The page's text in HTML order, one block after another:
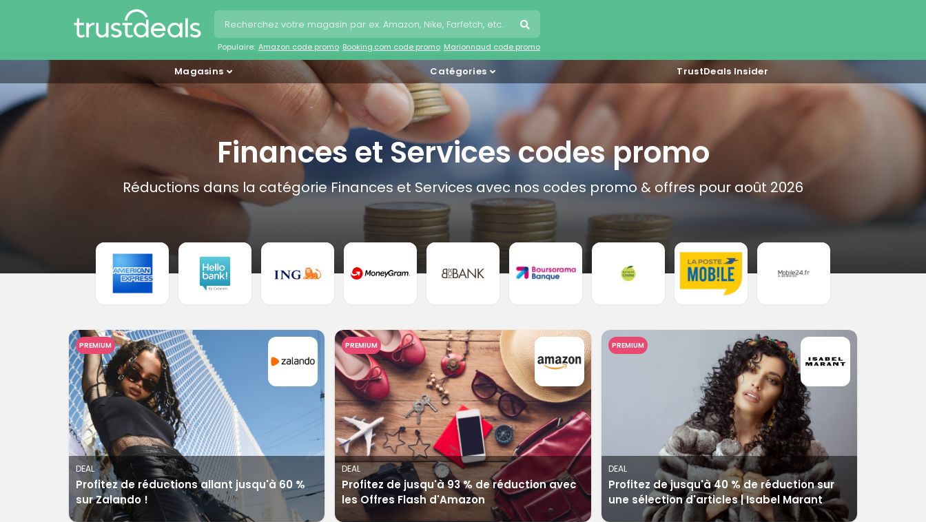
Populaire: Amazon code promo Booking.com code promo Marionnaud code promo
Magasins Catégories TrustDeals Insider
Finances et Services codes promo
Réductions dans la catégorie Finances et Services avec nos codes promo & offres pour août 2026
PREMIUM
DEAL
Profitez de réductions allant jusqu'à 60 %
sur Zalando !
PREMIUM
DEAL
Profitez de jusqu'à 93 % de réduction avec
les Offres Flash d'Amazon
PREMIUM
DEAL
Profitez de jusqu'à 40 % de réduction sur
une sélection d'articles | Isabel Marant